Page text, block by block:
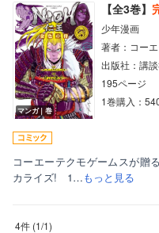
マンガ｜巻
【全3巻】
少年漫画
著者：コー
出版社：講
195ページ
1巻購入：
コーエーテクモゲームスが贈
カライズ! 1…もっと見る
4件 (1/1)